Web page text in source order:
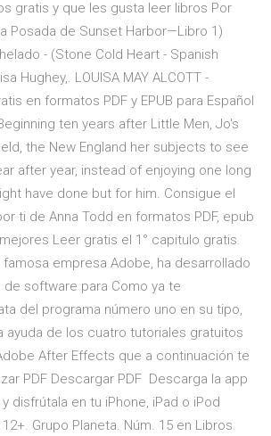
gratis y que les gusta leer libros Por
Posada de Sunset Harbor—Libro 1)
- (Stone Cold Heart - Spanish
Hughey,. LOUISA MAY ALCOTT -
en formatos PDF y EPUB para Español
ten years after Little Men, Jo's
the New England her subjects to see
after year, instead of enjoying one long
have done but for him. Consigue el
ti de Anna Todd en formatos PDF, epub
Leer gratis el 1° capitulo gratis.
famosa empresa Adobe, ha desarrollado
software para Como ya te
del programa número uno en su tipo,
ayuda de los cuatro tutoriales gratuitos
After Effects que a continuación te
PDF Descargar PDF Descarga la app
disfrútala en tu iPhone, iPad o iPod
Grupo Planeta. Núm. 15 en Libros.